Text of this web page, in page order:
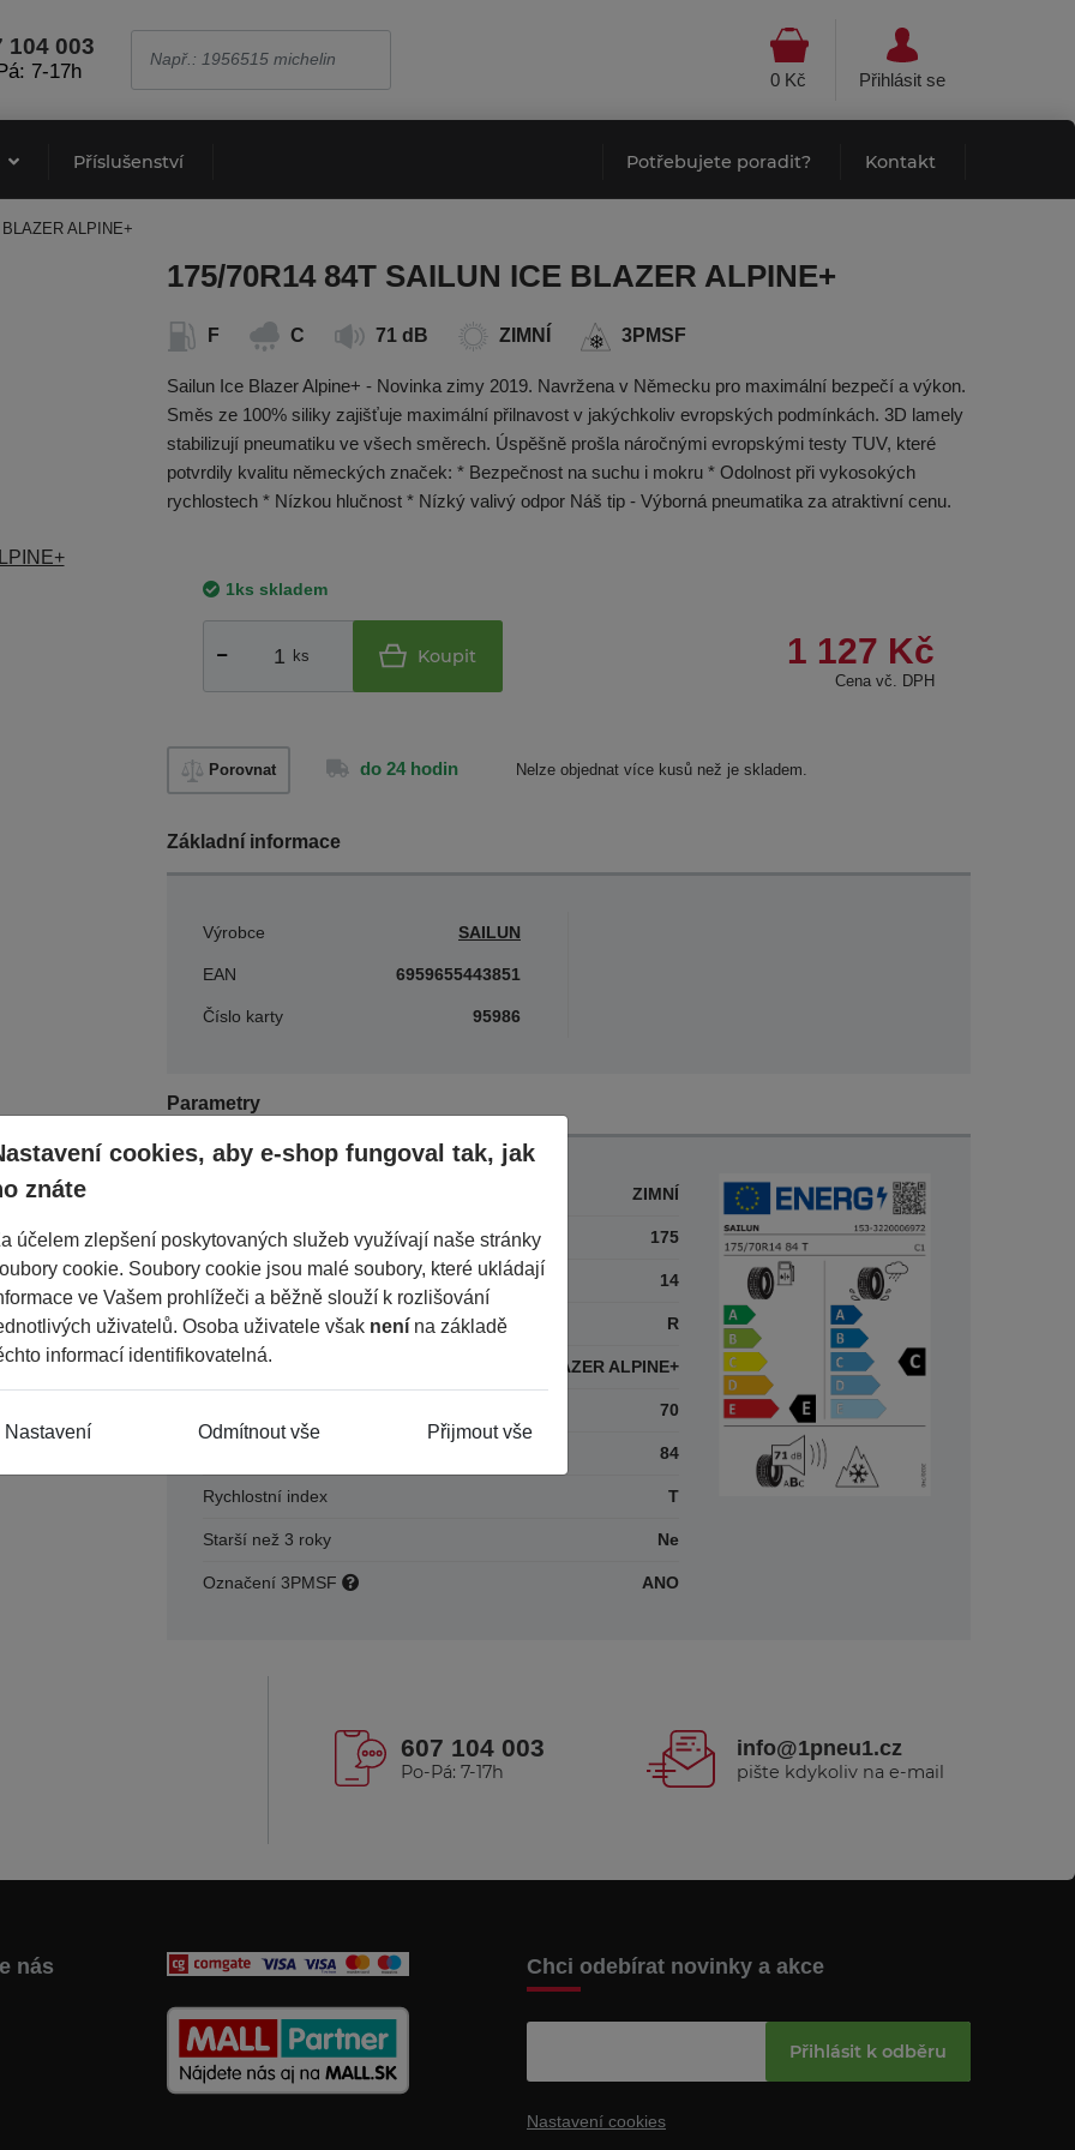
104 003
7-17h 0 Kč Přihlásit se
Příslušenství Potřebujete poradit? Kontakt
ALPINE+
175/70R14 84T SAILUN ICE BLAZER ALPINE+
F C 71 dB ZIMNÍ 3PMSF
Sailun Ice Blazer Alpine+ - Novinka zimy 2019. Navržena v Německu pro maximální­ bezpečí a výkon.
Směs ze 100% siliky zajišťuje maximální přilnavost v jakýchkoliv evropských podmínkách. 3D lamely
stabilizují­ pneumatiku ve všech směrech. Úspěšně prošla náročnými evropskými testy TUV, které
potvrdily kvalitu německých značek: * Bezpečnost na suchu i mokru * Odolnost při vykosokých
rychlostech * Nízkou hlučnost * Nízký valivý odpor Náš tip - Výborná pneumatika za atraktivní cenu.
1ks skladem
ks Koupit 1 127 Kč
Cena vč. DPH
Porovnat do 24 hodin Nelze objednat více kusů než je skladem.
Základní informace
Výrobce SAILUN
EAN 6959655443851
Číslo karty 95986
Parametry
ZIMNÍ
Šířka 175
Průměr 14
Konstrukce R
Dezén ICE BLAZER ALPINE+
70
84
Rychlostní index T
Starší než 3 roky Ne
Označení 3PMSF ANO
cookies, aby e-shop fungoval tak, jak
znáte
účelem zlepšení poskytovaných služeb využívají naše stránky
cookie. Soubory cookie jsou malé soubory, které ukládají
ve Vašem prohlížeči a běžně slouží k rozlišování
uživatelů. Osoba uživatele však není na základě
informací identifikovatelná.
Nastavení Odmítnout vše Přijmout vše
607 104 003
Po-Pá: 7-17h
info@1pneu1.cz
pište kdykoliv na e-mail
nás Chci odebírat novinky a akce
Přihlásit k odběru
Nastavení cookies